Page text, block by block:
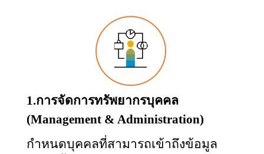
1.การจัดการทรัพยากรบุคคล
(Management & Administration)
กำหนดบุคคลที่สามารถเข้าถึงข้อมูล